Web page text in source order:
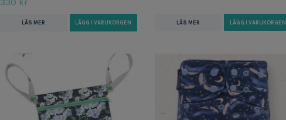
LÄS MER LÄGG I VARUKORGEN LÄS MER LÄGG I VARUKORGEN